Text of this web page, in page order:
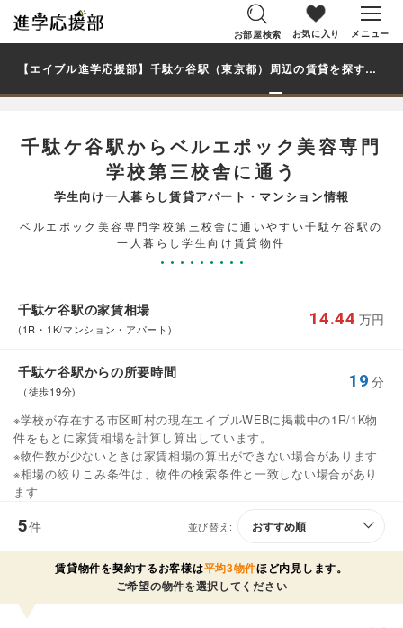
お部屋検索 お気に入り メニュー
【エイブル進学応援部】千駄ケ谷駅（東京都）周辺の賃貸を探す｜ベルエポック美容専門学校第三校舎学生・大学生の一人暮らし向け賃貸マンション・アパート
千駄ケ谷駅からベルエポック美容専門
学校第三校舎に通う
学生向け一人暮らし賃貸アパート・マンション情報
ベルエポック美容専門学校第三校舎に通いやすい千駄ケ谷駅の
一人暮らし学生向け賃貸物件
千駄ケ谷駅の家賃相場
(1R・1K/マンション・アパート)
14.44 万円
千駄ケ谷駅からの所要時間
（徒歩19分)
19 分
※学校が存在する市区町村の現在エイブルWEBに掲載中の1R/1K物
件をもとに家賃相場を計算し算出しています。
※物件数が少ないときは家賃相場の算出ができない場合があります
※相場の絞りこみ条件は、物件の検索条件と一致しない場合があり
ます
5件 並び替え:
賃貸物件を契約するお客様は平均3物件ほど内見します。
ご希望の物件を選択してください